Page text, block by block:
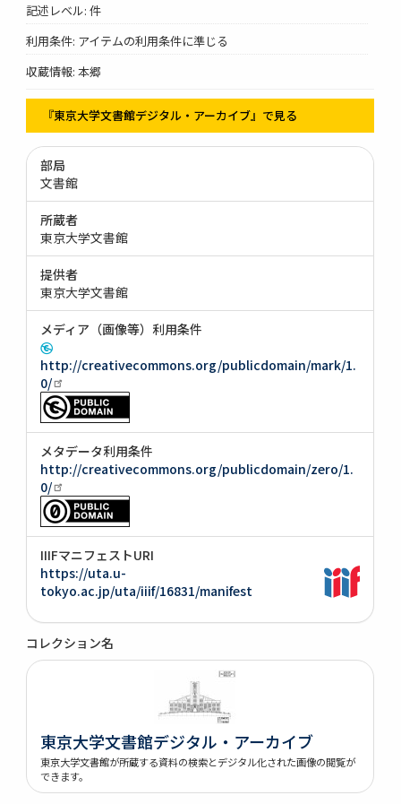
記述レベル: 件
利用条件: アイテムの利用条件に準じる
収蔵情報: 本郷
『東京大学文書館デジタル・アーカイブ』で見る
部局
文書館
所蔵者
東京大学文書館
提供者
東京大学文書館
メディア（画像等）利用条件
http://creativecommons.org/publicdomain/mark/1.
0/
メタデータ利用条件
http://creativecommons.org/publicdomain/zero/1.
0/
IIIFマニフェストURI
https://uta.u-
tokyo.ac.jp/uta/iiif/16831/manifest
コレクション名
東京大学文書館デジタル・アーカイブ
東京大学文書館が所蔵する資料の検索とデジタル化された画像の閲覧が
できます。